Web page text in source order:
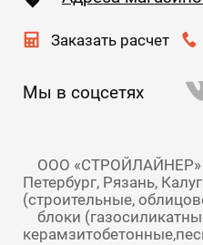
Заказать расчет
Мы в соцсетях
Петербург, Рязань,
(строительные,